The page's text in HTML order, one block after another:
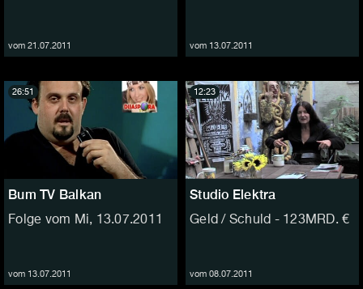
vom 21.07.2011 vom 13.07.2011
Bum TV Balkan
Folge vom Mi, 13.07.2011
vom 13.07.2011
26:51
Studio Elektra
Geld / Schuld - 123MRD. €
vom 08.07.2011
12:23